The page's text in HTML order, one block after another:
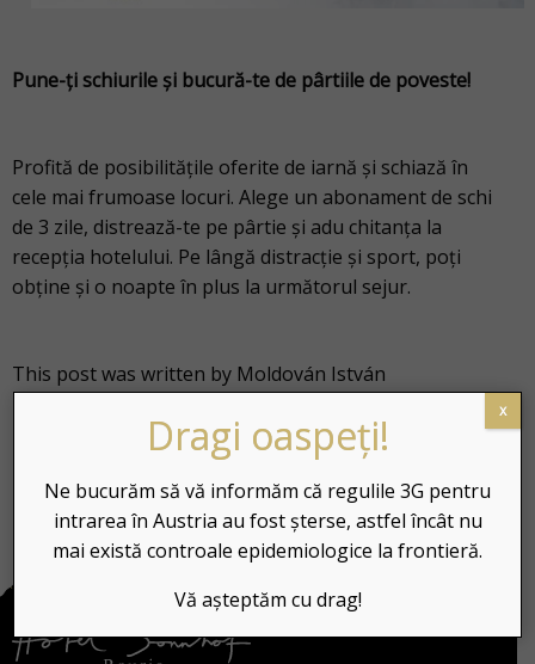
Pune-ți schiurile și bucură-te de pârtiile de poveste!
Profită de posibilitățile oferite de iarnă și schiază în
cele mai frumoase locuri. Alege un abonament de schi
de 3 zile, distrează-te pe pârtie și adu chitanța la
recepția hotelului. Pe lângă distracție și sport, poți
obține și o noapte în plus la următorul sejur.
This post was written by Moldován István
Dragi oaspeți!
Ne bucurăm să vă informăm că regulile 3G pentru
intrarea în Austria au fost șterse, astfel încât nu
mai există controale epidemiologice la frontieră.
Vă așteptăm cu drag!
x